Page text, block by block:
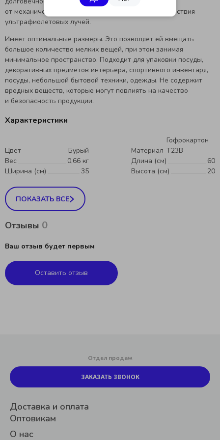
от механических повреждений, загрязнения, воздействия
ультрафиолетовых лучей.
Имеет оптимальные размеры. Это позволяет ей вмещать
большое количество мелких вещей, при этом занимая
минимальное пространство. Подходит для упаковки посуды,
декоративных предметов интерьера, спортивного инвентаря,
посуды, небольшой бытовой техники, одежды. Не содержит
вредных веществ, которые могут повлиять на качество
и безопасность продукции.
Характеристики
Цвет Бурый Материал
Гофрокартон
Т23B
Вес
0,66 кг Длина (см)
60
Ширина (см)
35 Высота (см) 20
ПОКАЗАТЬ ВСЕ
Отзывы 0
Ваш отзыв будет первым
Оставить отзыв
Доставка и оплата
Оптовикам
О нас
Отдел продаж
ЗАКАЗАТЬ ЗВОНОК